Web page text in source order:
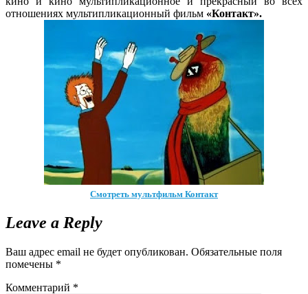
отношениях мультипликационный фильм «Контакт».
Смотреть мультфильм Контакт
Leave a Reply
Ваш адрес email не будет опубликован. Обязательные поля
помечены *
Комментарий *